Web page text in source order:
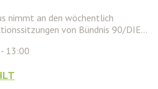
nimmt an den wöchentlich
von Bündnis 90/DIE...
- 13:00